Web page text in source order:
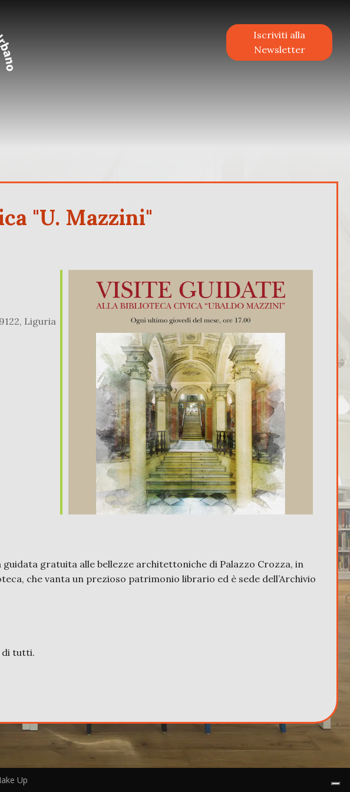
Iscriviti alla
Newsletter
"U. Mazzini"
Outlook Live
Liguria
guidata gratuita alle bellezze architettoniche di Palazzo Crozza, in
che vanta un prezioso patrimonio librario ed è sede dell’Archivio
di tutti.
Up